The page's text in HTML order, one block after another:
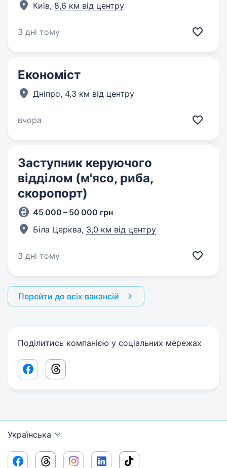
Київ, 8,6 км від центру
3 дні тому
Економіст
Дніпро, 4,3 км від центру
вчора
Заступник керуючого
відділом (м'ясо, риба,
скоропорт)
45 000 – 50 000 грн
Біла Церква, 3,0 км від центру
3 дні тому
Перейти до всіх вакансій
Поділитись компанією у соціальних мережах
Facebook share link
Threads share link
Українська